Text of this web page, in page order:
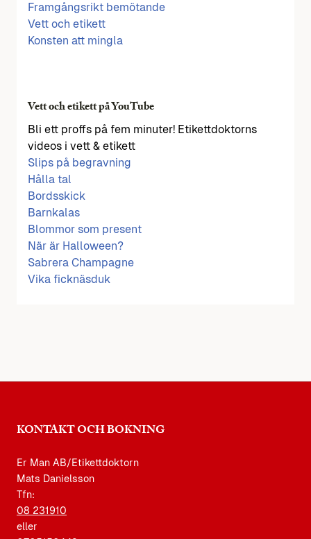
Framgångsrikt bemötande
Vett och etikett
Konsten att mingla
Vett och etikett på YouTube
Bli ett proffs på fem minuter! Etikettdoktorns
videos i vett & etikett
Slips på begravning
Hålla tal
Bordsskick
Barnkalas
Blommor som present
När är Halloween?
Sabrera Champagne
Vika ficknäsduk
KONTAKT OCH BOKNING
Er Man AB/Etikettdoktorn
Mats Danielsson
Tfn:
08 231910
eller